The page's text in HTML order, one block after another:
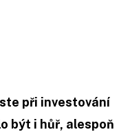
při investování
být i hůř, alespoň